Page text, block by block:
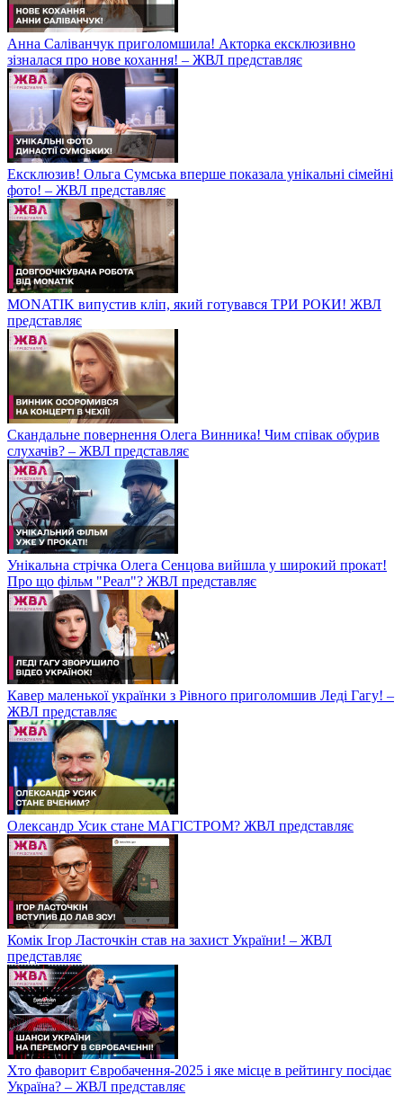
Анна Саліванчук приголомшила! Акторка ексклюзивно
зізналася про нове кохання! – ЖВЛ представляє
Ексклюзив! Ольга Сумська вперше показала унікальні сімейні
фото! – ЖВЛ представляє
MONATIK випустив кліп, який готувався ТРИ РОКИ! ЖВЛ
представляє
Скандальне повернення Олега Винника! Чим співак обурив
слухачів? – ЖВЛ представляє
Унікальна стрічка Олега Сенцова вийшла у широкий прокат!
Про що фільм "Реал"? ЖВЛ представляє
Кавер маленької українки з Рівного приголомшив Леді Гагу! –
ЖВЛ представляє
Олександр Усик стане МАГІСТРОМ? ЖВЛ представляє
Комік Ігор Ласточкін став на захист України! – ЖВЛ
представляє
Хто фаворит Євробачення-2025 і яке місце в рейтингу посідає
Україна? – ЖВЛ представляє